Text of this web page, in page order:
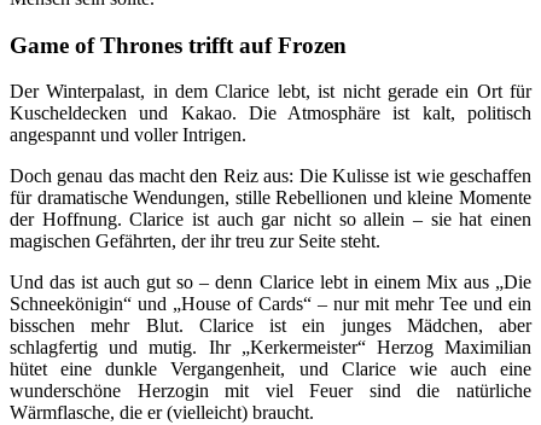
Game of Thrones trifft auf Frozen
Der Winterpalast, in dem Clarice lebt, ist nicht gerade ein Ort für
Kuscheldecken und Kakao. Die Atmosphäre ist kalt, politisch
angespannt und voller Intrigen.
Doch genau das macht den Reiz aus: Die Kulisse ist wie geschaffen
für dramatische Wendungen, stille Rebellionen und kleine Momente
der Hoffnung. Clarice ist auch gar nicht so allein – sie hat einen
magischen Gefährten, der ihr treu zur Seite steht.
Und das ist auch gut so – denn Clarice lebt in einem Mix aus „Die
Schneekönigin“ und „House of Cards“ – nur mit mehr Tee und ein
bisschen mehr Blut. Clarice ist ein junges Mädchen, aber
schlagfertig und mutig. Ihr „Kerkermeister“ Herzog Maximilian
hütet eine dunkle Vergangenheit, und Clarice wie auch eine
wunderschöne Herzogin mit viel Feuer sind die natürliche
Wärmflasche, die er (vielleicht) braucht.